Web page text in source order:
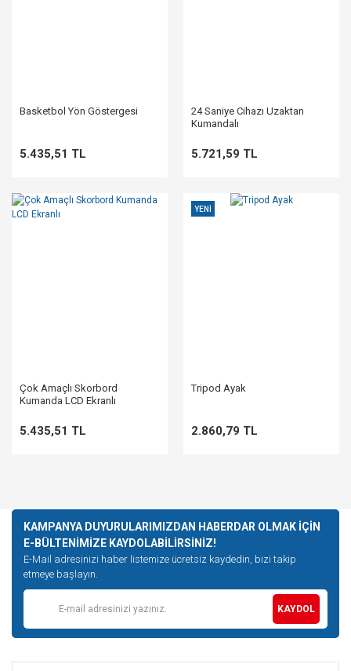
Basketbol Yön Göstergesi
5.435,51 TL
24 Saniye Cihazı Uzaktan
Kumandalı
5.721,59 TL
Çok Amaçlı Skorbord
Kumanda LCD Ekranlı
5.435,51 TL
YENİ
Tripod Ayak
2.860,79 TL
KAMPANYA DUYURULARIMIZDAN HABERDAR OLMAK İÇİN
E-BÜLTENİMİZE KAYDOLABİLİRSİNİZ!
E-Mail adresinizi haber listemize ücretsiz kaydedin, bizi takip
etmeye başlayın.
KAYDOL